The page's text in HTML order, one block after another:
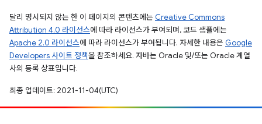
달리 명시되지 않는 한 이 페이지의 콘텐츠에는 Creative Commons
Attribution 4.0 라이선스에 따라 라이선스가 부여되며, 코드 샘플에는
Apache 2.0 라이선스에 따라 라이선스가 부여됩니다. 자세한 내용은 Google
Developers 사이트 정책을 참조하세요. 자바는 Oracle 및/또는 Oracle 계열
사의 등록 상표입니다.
최종 업데이트: 2021-11-04(UTC)